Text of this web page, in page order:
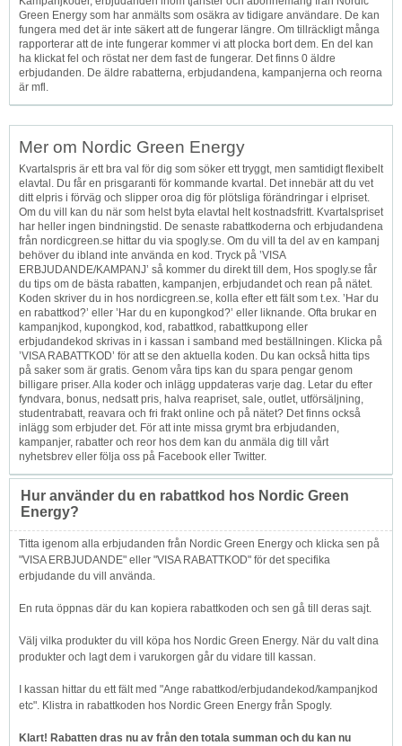
Green Energy som har anmälts som osäkra av tidigare användare. De kan
fungera med det är inte säkert att de fungerar längre. Om tillräckligt många
rapporterar att de inte fungerar kommer vi att plocka bort dem. En del kan
ha klickat fel och röstat ner dem fast de fungerar. Det finns 0 äldre
erbjudanden. De äldre rabatterna, erbjudandena, kampanjerna och reorna
är mfl.
Mer om Nordic Green Energy
Kvartalspris är ett bra val för dig som söker ett tryggt, men samtidigt flexibelt
elavtal. Du får en prisgaranti för kommande kvartal. Det innebär att du vet
ditt elpris i förväg och slipper oroa dig för plötsliga förändringar i elpriset.
Om du vill kan du när som helst byta elavtal helt kostnadsfritt. Kvartalspriset
har heller ingen bindningstid. De senaste rabattkoderna och erbjudandena
från nordicgreen.se hittar du via spogly.se. Om du vill ta del av en kampanj
behöver du ibland inte använda en kod. Tryck på ’VISA
ERBJUDANDE/KAMPANJ’ så kommer du direkt till dem, Hos spogly.se får
du tips om de bästa rabatten, kampanjen, erbjudandet och rean på nätet.
Koden skriver du in hos nordicgreen.se, kolla efter ett fält som t.ex. ’Har du
en rabattkod?’ eller ’Har du en kupongkod?’ eller liknande. Ofta brukar en
kampanjkod, kupongkod, kod, rabattkod, rabattkupong eller
erbjudandekod skrivas in i kassan i samband med beställningen. Klicka på
’VISA RABATTKOD’ för att se den aktuella koden. Du kan också hitta tips
på saker som är gratis. Genom våra tips kan du spara pengar genom
billigare priser. Alla koder och inlägg uppdateras varje dag. Letar du efter
fyndvara, bonus, nedsatt pris, halva reapriset, sale, outlet, utförsäljning,
studentrabatt, reavara och fri frakt online och på nätet? Det finns också
inlägg som erbjuder det. För att inte missa grymt bra erbjudanden,
kampanjer, rabatter och reor hos dem kan du anmäla dig till vårt
nyhetsbrev eller följa oss på Facebook eller Twitter.
Hur använder du en rabattkod hos Nordic Green
Energy?
Titta igenom alla erbjudanden från Nordic Green Energy och klicka sen på
"VISA ERBJUDANDE" eller "VISA RABATTKOD" för det specifika
erbjudande du vill använda.
En ruta öppnas där du kan kopiera rabattkoden och sen gå till deras sajt.
Välj vilka produkter du vill köpa hos Nordic Green Energy. När du valt dina
produkter och lagt dem i varukorgen går du vidare till kassan.
I kassan hittar du ett fält med "Ange rabattkod/erbjudandekod/kampanjkod
etc". Klistra in rabattkoden hos Nordic Green Energy från Spogly.
Klart! Rabatten dras nu av från den totala summan och du kan nu